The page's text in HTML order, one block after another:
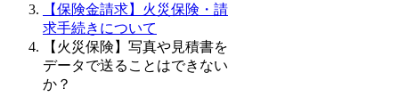
【保険金請求】火災保険・請
求手続きについて
【火災保険】写真や見積書を
データで送ることはできない
か？